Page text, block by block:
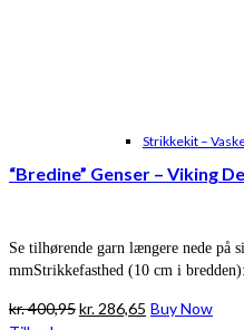
Strikkekit –
“Bredine” Genser – Viking
Se tilhørende garn længere nede
mmStrikkefasthed (10 cm i
kr.400,95Den
kr. 286,65 Den
Buy Now